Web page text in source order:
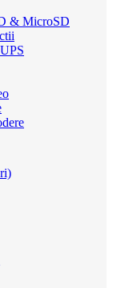
& MicroSD